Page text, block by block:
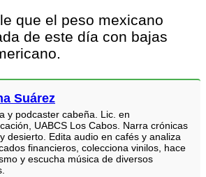
que el peso mexicano
de este día con bajas
Suárez
y podcaster cabeña. Lic. en
UABCS Los Cabos. Narra crónicas
desierto. Edita audio en cafés y analiza
financieros, colecciona vinilos, hace
y escucha música de diversos